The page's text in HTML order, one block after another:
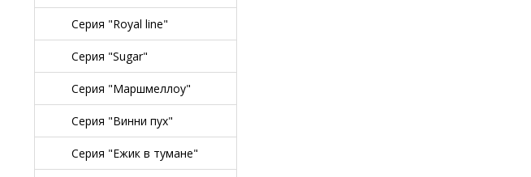
Серия "Royal line"
Серия "Sugar"
Серия "Маршмеллоу"
Серия "Винни пух"
Серия "Ежик в тумане"